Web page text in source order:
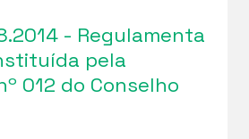
- Regulamenta
pela
012 do Conselho